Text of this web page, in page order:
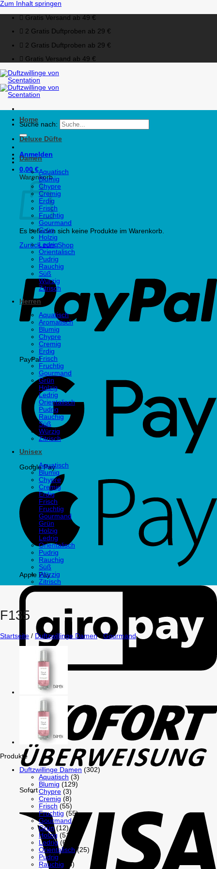
Zum Inhalt springen
Gratis Versand ab 49 €
2 Gratis Duftproben ab 29 €
2 Gratis Duftproben ab 29 €
Gratis Versand ab 49 €
Suche nach:
Anmelden
0,00 €
Warenkorb
Es befinden sich keine Produkte im Warenkorb.
Zurück zum Shop
PayPal
Google Pay
Apple Pay
GiroPay
Sofort
Home
Deluxe Düfte
Damen
Aquatisch
Blumig
Chypre
Cremig
Erdig
Frisch
Fruchtig
Gourmand
Grün
Holzig
Ledrig
Orientalisch
Pudrig
Rauchig
Süß
Würzig
Zitrisch
Herren
Aquatisch
Aromatisch
Blumig
Chypre
Cremig
Erdig
Frisch
Fruchtig
Gourmand
Grün
Holzig
Ledrig
Orientalisch
Pudrig
Rauchig
Süß
Würzig
Zitrisch
Unisex
Aquatisch
Blumig
Chypre
Cremig
Erdig
Frisch
Fruchtig
Gourmand
Grün
Holzig
Ledrig
Orientalisch
Pudrig
Rauchig
Süß
Würzig
Zitrisch
F135
Startseite / Duftzwillinge Damen Gourmand
Produkte
Duftzwillinge Damen (302)
Aquatisch (3)
Blumig (129)
Chypre (3)
Cremig (8)
Frisch (55)
Fruchtig (55)
Gourmand
Grün (12)
Holzig (51)
Ledrig (6)
Orientalisch (25)
Pudrig
Rauchig
(6)